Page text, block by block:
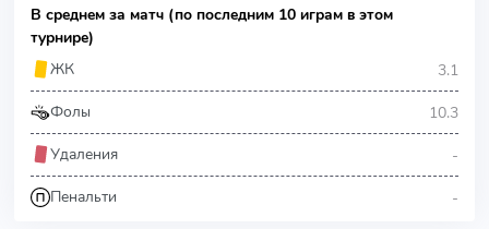
В среднем за матч (по последним 10 играм в этом
турнире)
ЖК
3.1
Фолы 10.3
Удаления -
Пенальти -